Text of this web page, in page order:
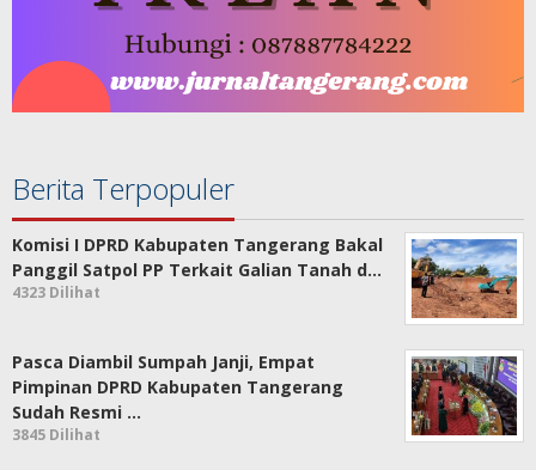
Berita Terpopuler
Komisi I DPRD Kabupaten Tangerang Bakal
Panggil Satpol PP Terkait Galian Tanah d…
4323 Dilihat
Pasca Diambil Sumpah Janji, Empat
Pimpinan DPRD Kabupaten Tangerang
Sudah Resmi …
3845 Dilihat